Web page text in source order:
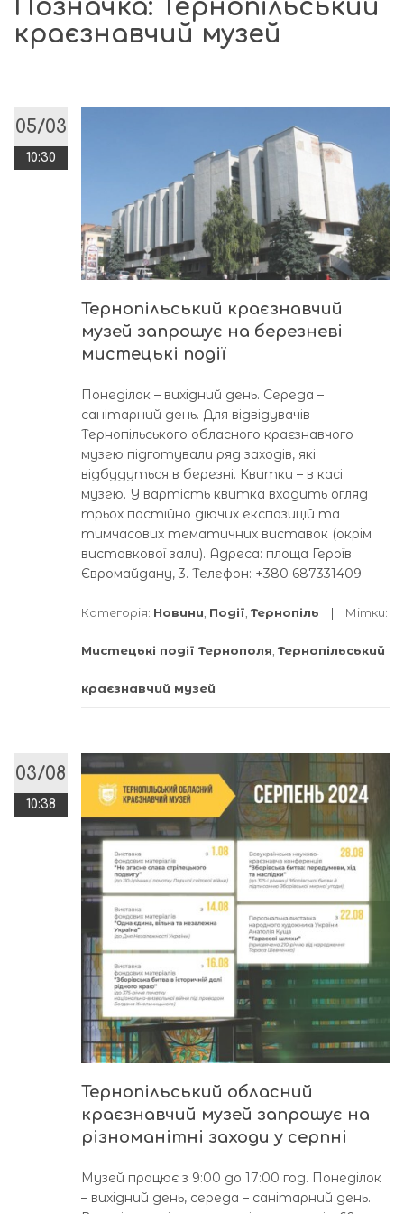
Позначка: Тернопільський
краєзнавчий музей
05/03
10:30
Тернопільський краєзнавчий
музей запрошує на березневі
мистецькі події
Понеділок – вихідний день. Середа –
санітарний день. Для відвідувачів
Тернопільського обласного краєзнавчого
музею підготували ряд заходів, які
відбудуться в березні. Квитки – в касі
музею. У вартість квитка входить огляд
трьох постійно діючих експозицій та
тимчасових тематичних виставок (окрім
виставкової зали). Адреса: площа Героїв
Євромайдану, 3. Телефон: +380 687331409
Категорія: Новини Події Тернопіль Мітки:
Мистецькі події Тернополя Тернопільський
краєзнавчий музей
03/08
10:38
Тернопільський обласний
краєзнавчий музей запрошує на
різноманітні заходи у серпні
Музей працює з 9:00 до 17:00 год. Понеділок
– вихідний день, середа – санітарний день.